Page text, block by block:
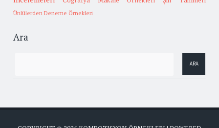
Ünlülerden Deneme Örnekleri
Ara